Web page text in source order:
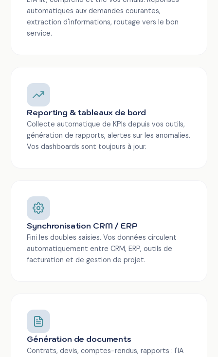
automatiques aux demandes courantes,
extraction d'informations, routage vers le bon
service.
Reporting & tableaux de bord
Collecte automatique de KPIs depuis vos outils,
génération de rapports, alertes sur les anomalies.
Vos dashboards sont toujours à jour.
Synchronisation CRM / ERP
Fini les doubles saisies. Vos données circulent
automatiquement entre CRM, ERP, outils de
facturation et de gestion de projet.
Génération de documents
Contrats, devis, comptes-rendus, rapports : l'IA